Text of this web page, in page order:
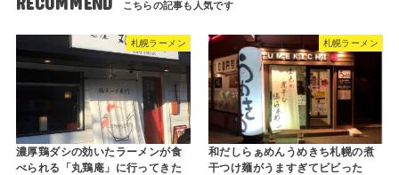
札幌ラーメン
濃厚鶏ダシの効いたラーメンが食
べられる「丸鶏庵」に行ってきた
札幌ラーメン
和だしらぁめんうめきち札幌の煮
干つけ麺がうますぎてビビった